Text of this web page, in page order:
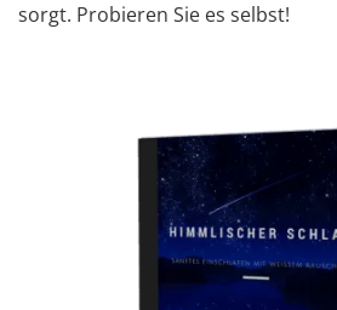
sorgt. Probieren Sie es selbst!